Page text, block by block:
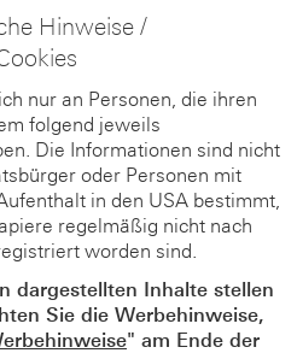
Hinweise /
nur an Personen, die ihren
folgend jeweils
Die Informationen sind nicht
oder Personen mit
in den USA bestimmt,
regelmäßig nicht nach
worden sind.
dargestellten Inhalte stellen
Sie die Werbehinweise,
" am Ende der